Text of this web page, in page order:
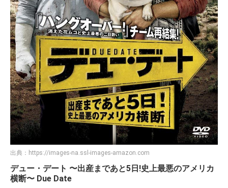
出典： https://images-na.ssl-images-amazon.com
デュー・デート 〜出産まであと5日!史上最悪のアメリカ
横断〜 Due Date